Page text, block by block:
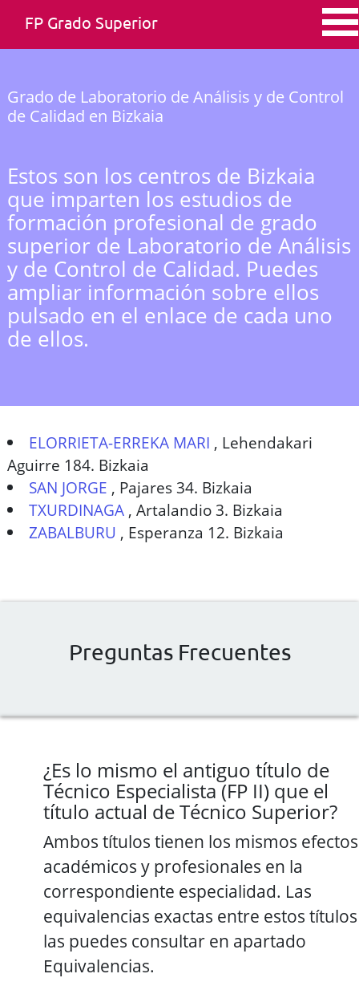
FP Grado Superior
Grado de Laboratorio de Análisis y de Control
de Calidad en Bizkaia
Estos son los centros de Bizkaia
que imparten los estudios de
formación profesional de grado
superior de Laboratorio de Análisis
y de Control de Calidad. Puedes
ampliar información sobre ellos
pulsado en el enlace de cada uno
de ellos.
ELORRIETA-ERREKA MARI , Lehendakari
Aguirre 184. Bizkaia
SAN JORGE , Pajares 34. Bizkaia
TXURDINAGA ,Artalandio 3. Bizkaia
ZABALBURU , Esperanza 12. Bizkaia
Preguntas Frecuentes
¿Es lo mismo el antiguo título de
Técnico Especialista (FP II) que el
título actual de Técnico Superior?
Ambos títulos tienen los mismos efectos
académicos y profesionales en la
correspondiente especialidad. Las
equivalencias exactas entre estos títulos
las puedes consultar en apartado
Equivalencias.